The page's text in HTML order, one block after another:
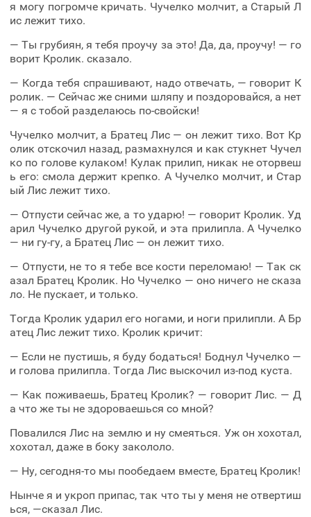
я могу погромче кричать. Чучелко молчит, а Старый Л
ис лежит тихо.
— Ты грубиян, я тебя проучу за это! Да, да, проучу! — го
ворит Кролик. сказало.
— Когда тебя спрашивают, надо отвечать, — говорит К
ролик. — Сейчас же сними шляпу и поздоровайся, а нет
— я с тобой разделаюсь по-свойски!
Чучелко молчит, а Братец Лис — он лежит тихо. Вот Кр
олик отскочил назад, размахнулся и как стукнет Чучел
ко по голове кулаком! Кулак прилип, никак не оторвеш
ь его: смола держит крепко. А Чучелко молчит, и Стар
ый Лис лежит тихо.
— Отпусти сейчас же, а то ударю! — говорит Кролик. Уд
арил Чучелко другой рукой, и эта прилипла. А Чучелко
— ни гу-гу, а Братец Лис — он лежит тихо.
— Отпусти, не то я тебе все кости переломаю! — Так ск
азал Братец Кролик. Но Чучелко — оно ничего не сказа
ло. Не пускает, и только.
Тогда Кролик ударил его ногами, и ноги прилипли. А Бр
атец Лис лежит тихо. Кролик кричит:
— Если не пустишь, я буду бодаться! Боднул Чучелко —
и голова прилипла. Тогда Лис выскочил из-под куста.
— Как поживаешь, Братец Кролик? — говорит Лис. — Д
а что же ты не здороваешься со мной?
Повалился Лис на землю и ну смеяться. Уж он хохотал,
хохотал, даже в боку закололо.
— Ну, сегодня-то мы пообедаем вместе, Братец Кролик!
Нынче я и укроп припас, так что ты у меня не отвертиш
ься, —сказал Лис.